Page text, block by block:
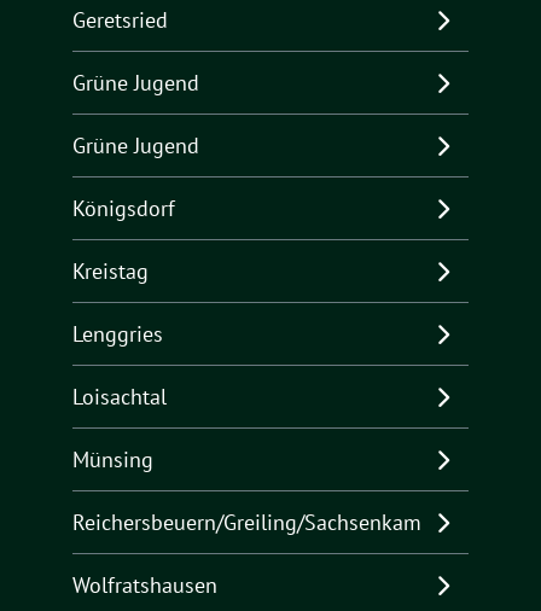
Geretsried
Grüne Jugend
Grüne Jugend
Königsdorf
Kreistag
Lenggries
Loisachtal
Münsing
Reichersbeuern/Greiling/Sachsenkam
Wolfratshausen